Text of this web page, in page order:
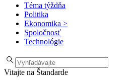
Téma týždňa
Politika
Ekonomika >
Spoločnosť
Technológie
Vitajte na Štandarde